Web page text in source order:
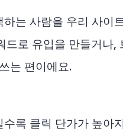
는 사람을 우리 사이
드로 유입을 만들거나
는 편이에요.
록 클릭 단가가 높아